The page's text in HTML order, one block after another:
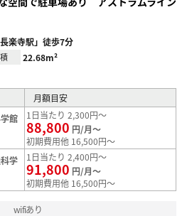
楽寺駅」徒歩7分
22.68m²
月額目安
館
1日当たり 2,300円～
88,800 円/月～
初期費用他 16,500円～
学
1日当たり 2,400円～
91,800 円/月～
初期費用他 16,500円～
wifiあり